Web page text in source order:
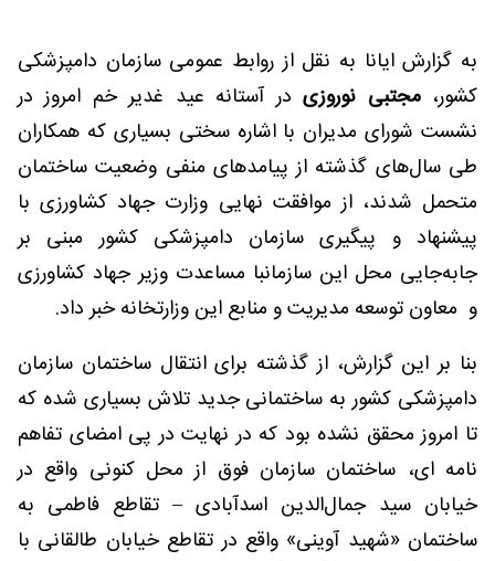
به گزارش ایانا به نقل از روابط عمومی سازمان دامپزشکی
کشور، مجتبی نوروزیدر آستانه عید غدیر خم امروز در
نشست شورای مدیران با اشاره سختی بسیاری که همکاران
طی سال‌‎های گذشته از پیامدهای منفی وضعیت ساختمان
متحمل شدند، از موافقت نهایی وزارت جهاد کشاورزی با
پیشنهاد و پیگیری سازمان دامپزشکی کشور مبنی بر
جابه‌جایی محل این سازمانبا مساعدت وزیر جهاد کشاورزی
و معاون توسعه مدیریت و منابع این وزارتخانه خبر داد.
بنا بر این گزارش، از گذشته برای انتقال ساختمان سازمان
دامپزشکی کشور به ساختمانی جدید تلاش بسیاری شده که
تا امروز محقق نشده بود که در نهایت در پی امضای تفاهم
نامه ای، ساختمان سازمان فوق از محل کنونی واقع در
خیابان سید جمال‌الدین اسدآبادی – تقاطع فاطمی به
ساختمان «شهید آوینی» واقع در تقاطع خیابان طالقانی با